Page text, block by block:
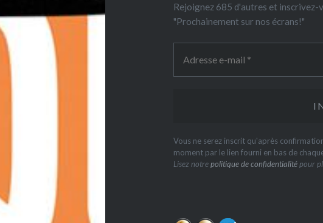
Rejoignez 685 d'autres et
"Prochainement sur nos écrans!"
Vous ne serez inscrit qu'après
moment par le lien fourni en bas de
Lisez notrepolitique de confidentialitépour